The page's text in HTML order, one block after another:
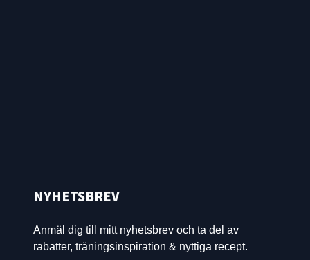
NYHETSBREV
Anmäl dig till mitt nyhetsbrev och ta del av
rabatter, träningsinspiration & nyttiga recept.